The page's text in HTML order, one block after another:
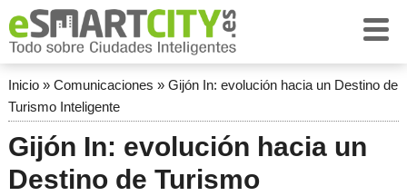
Inicio» Comunicaciones » Gijón In: evolución hacia un Destino de
Turismo Inteligente
Gijón In: evolución hacia un
Destino de Turismo